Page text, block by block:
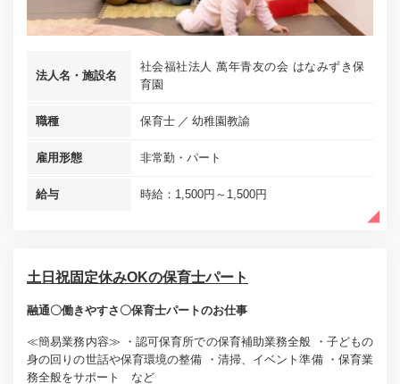
法人名・施設名
社会福社法人 萬年青友の会 はなみずき保
育園
職種 保育士 幼稚園教諭
雇用形態 非常勤・パート
給与 時給：1,500円～1,500円
土日祝固定休みOKの保育士パート
融通〇働きやすさ〇保育士パートのお仕事
≪簡易業務内容≫ ・認可保育所での保育補助業務全般 ・子どもの
身の回りの世話や保育環境の整備 ・清掃、イベント準備 ・保育業
務全般をサポート など